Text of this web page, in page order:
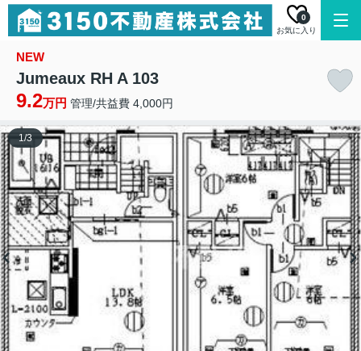
お気に入り
0
NEW
Jumeaux RH A 103
9.2万円 管理/共益費 4,000円
1/3